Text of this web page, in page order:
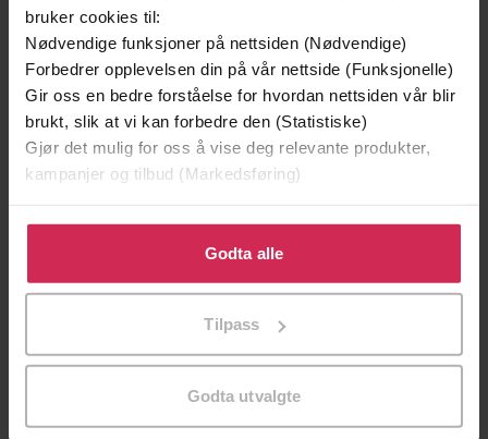
bruker cookies til:
Nødvendige funksjoner på nettsiden (Nødvendige)
Forbedrer opplevelsen din på vår nettside (Funksjonelle)
Gir oss en bedre forståelse for hvordan nettsiden vår blir
brukt, slik at vi kan forbedre den (Statistiske)
Gjør det mulig for oss å vise deg relevante produkter,
kampanjer og tilbud (Markedsføring)
Klikk på «Godta alle» for å gi oss ditt samtykke til å
bruke cookies for alle disse formålene. Du kan også
tilpasse ditt samtykke til spesifikke formål ved å klikke
Godta alle
Tilpass
Godta utvalgte
199,-
EBOK
349,-
EBOK